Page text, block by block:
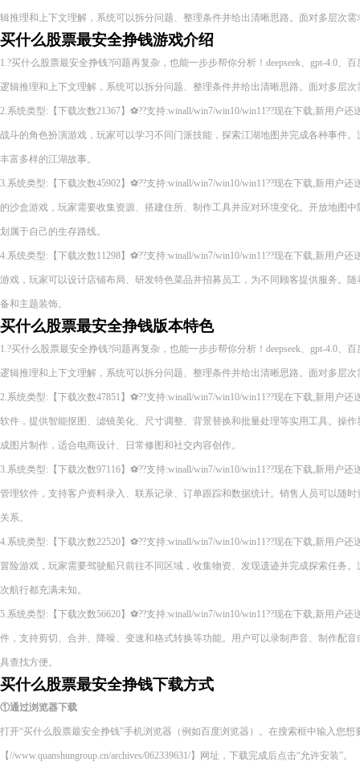
辑推理和上下文理解，系统可以拆分问题、整理条件并给出清晰思路。面对多层次
买什么股票最安全挣钱游戏介绍
1.?买什么股票最安全挣钱?问题再复杂，也能一步步帮你分析！deepseek、gpt-4.0、
逻辑推理和上下文理解，系统可以拆分问题、整理条件并给出清晰思路。面对多层
2.系统类型:【下载次数21367】⚽??支持:winall/win7/win10/win11??现在下载,新用户
战斗的角色扮演游戏，玩家可以学习不同门派技能，探索江湖地图并完成各种事件
丰富多样的江湖故事。
3.系统类型:【下载次数45902】⚽??支持:winall/win7/win10/win11??现在下载,新用户
的沙盒游戏，玩家需要收集资源、搭建住所、制作工具并应对环境变化。开放地图
划属于自己的生存路线。
4.系统类型:【下载次数11298】⚽??支持:winall/win7/win10/win11??现在下载,新用户
游戏，玩家可以设计店铺布局、研发特色菜品并招募员工，为不同顾客提供服务。
备和主题装饰。
买什么股票最安全挣钱版本特色
1.?买什么股票最安全挣钱?问题再复杂，也能一步步帮你分析！deepseek、gpt-4.0、
逻辑推理和上下文理解，系统可以拆分问题、整理条件并给出清晰思路。面对多层
2.系统类型:【下载次数47851】⚽??支持:winall/win7/win10/win11??现在下载,新用户
软件，提供智能抠图、滤镜美化、尺寸调整、背景替换和批量处理等实用工具。操
成图片制作，适合电商设计、日常修图和社交内容创作。
3.系统类型:【下载次数97116】⚽??支持:winall/win7/win10/win11??现在下载,新用户
管理软件，支持客户资料录入、联系记录、订单跟踪和数据统计。销售人员可以随
关系。
4.系统类型:【下载次数22520】⚽??支持:winall/win7/win10/win11??现在下载,新用户
冒险游戏，玩家需要驾驶船只前往不同区域，收集物资、发现遗迹并完成探索任务
次航行都充满未知。
5.系统类型:【下载次数56620】⚽??支持:winall/win7/win10/win11??现在下载,新用户
件，支持剪切、合并、降噪、变速和格式转换等功能。用户可以录制声音、制作配
具查找方便。
买什么股票最安全挣钱下载方式
①通过浏览器下载
打开“买什么股票最安全挣钱”手机浏览器（例如百度浏览器）。在搜索框中输入您
【//www.quanshungroup.cn/archives/062339631/】网址，下载完成后点击“允许安装”。